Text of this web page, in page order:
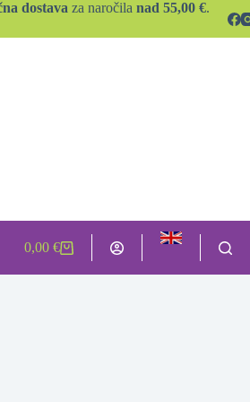
dostava za naročila nad 55,00 €.
Shopping
0,00 €